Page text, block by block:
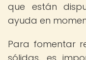
que están
ayuda en
Para fomentar